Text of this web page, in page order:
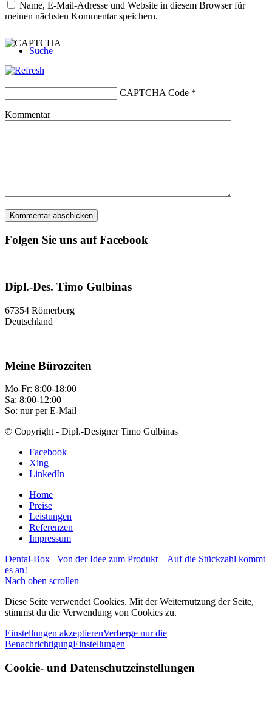
Suche
Name, E-Mail-Adresse und Website in diesem Browser für
meinen nächsten Kommentar speichern.
CAPTCHA Code *
Kommentar
Folgen Sie uns auf Facebook
Dipl.-Des. Timo Gulbinas
67354 Römerberg
Deutschland
Meine Bürozeiten
Mo-Fr: 8:00-18:00
Sa: 8:00-12:00
So: nur per E-Mail
© Copyright - Dipl.-Designer Timo Gulbinas
Facebook
Xing
LinkedIn
Home
Preise
Leistungen
Referenzen
Impressum
Dental-Box
Von der Idee zum Produkt – Auf die Stückzahl kommt
es an!
Nach oben scrollen
Diese Seite verwendet Cookies. Mit der Weiternutzung der Seite,
stimmst du die Verwendung von Cookies zu.
Einstellungen akzeptierenVerberge nur die
BenachrichtigungEinstellungen
Cookie- und Datenschutzeinstellungen